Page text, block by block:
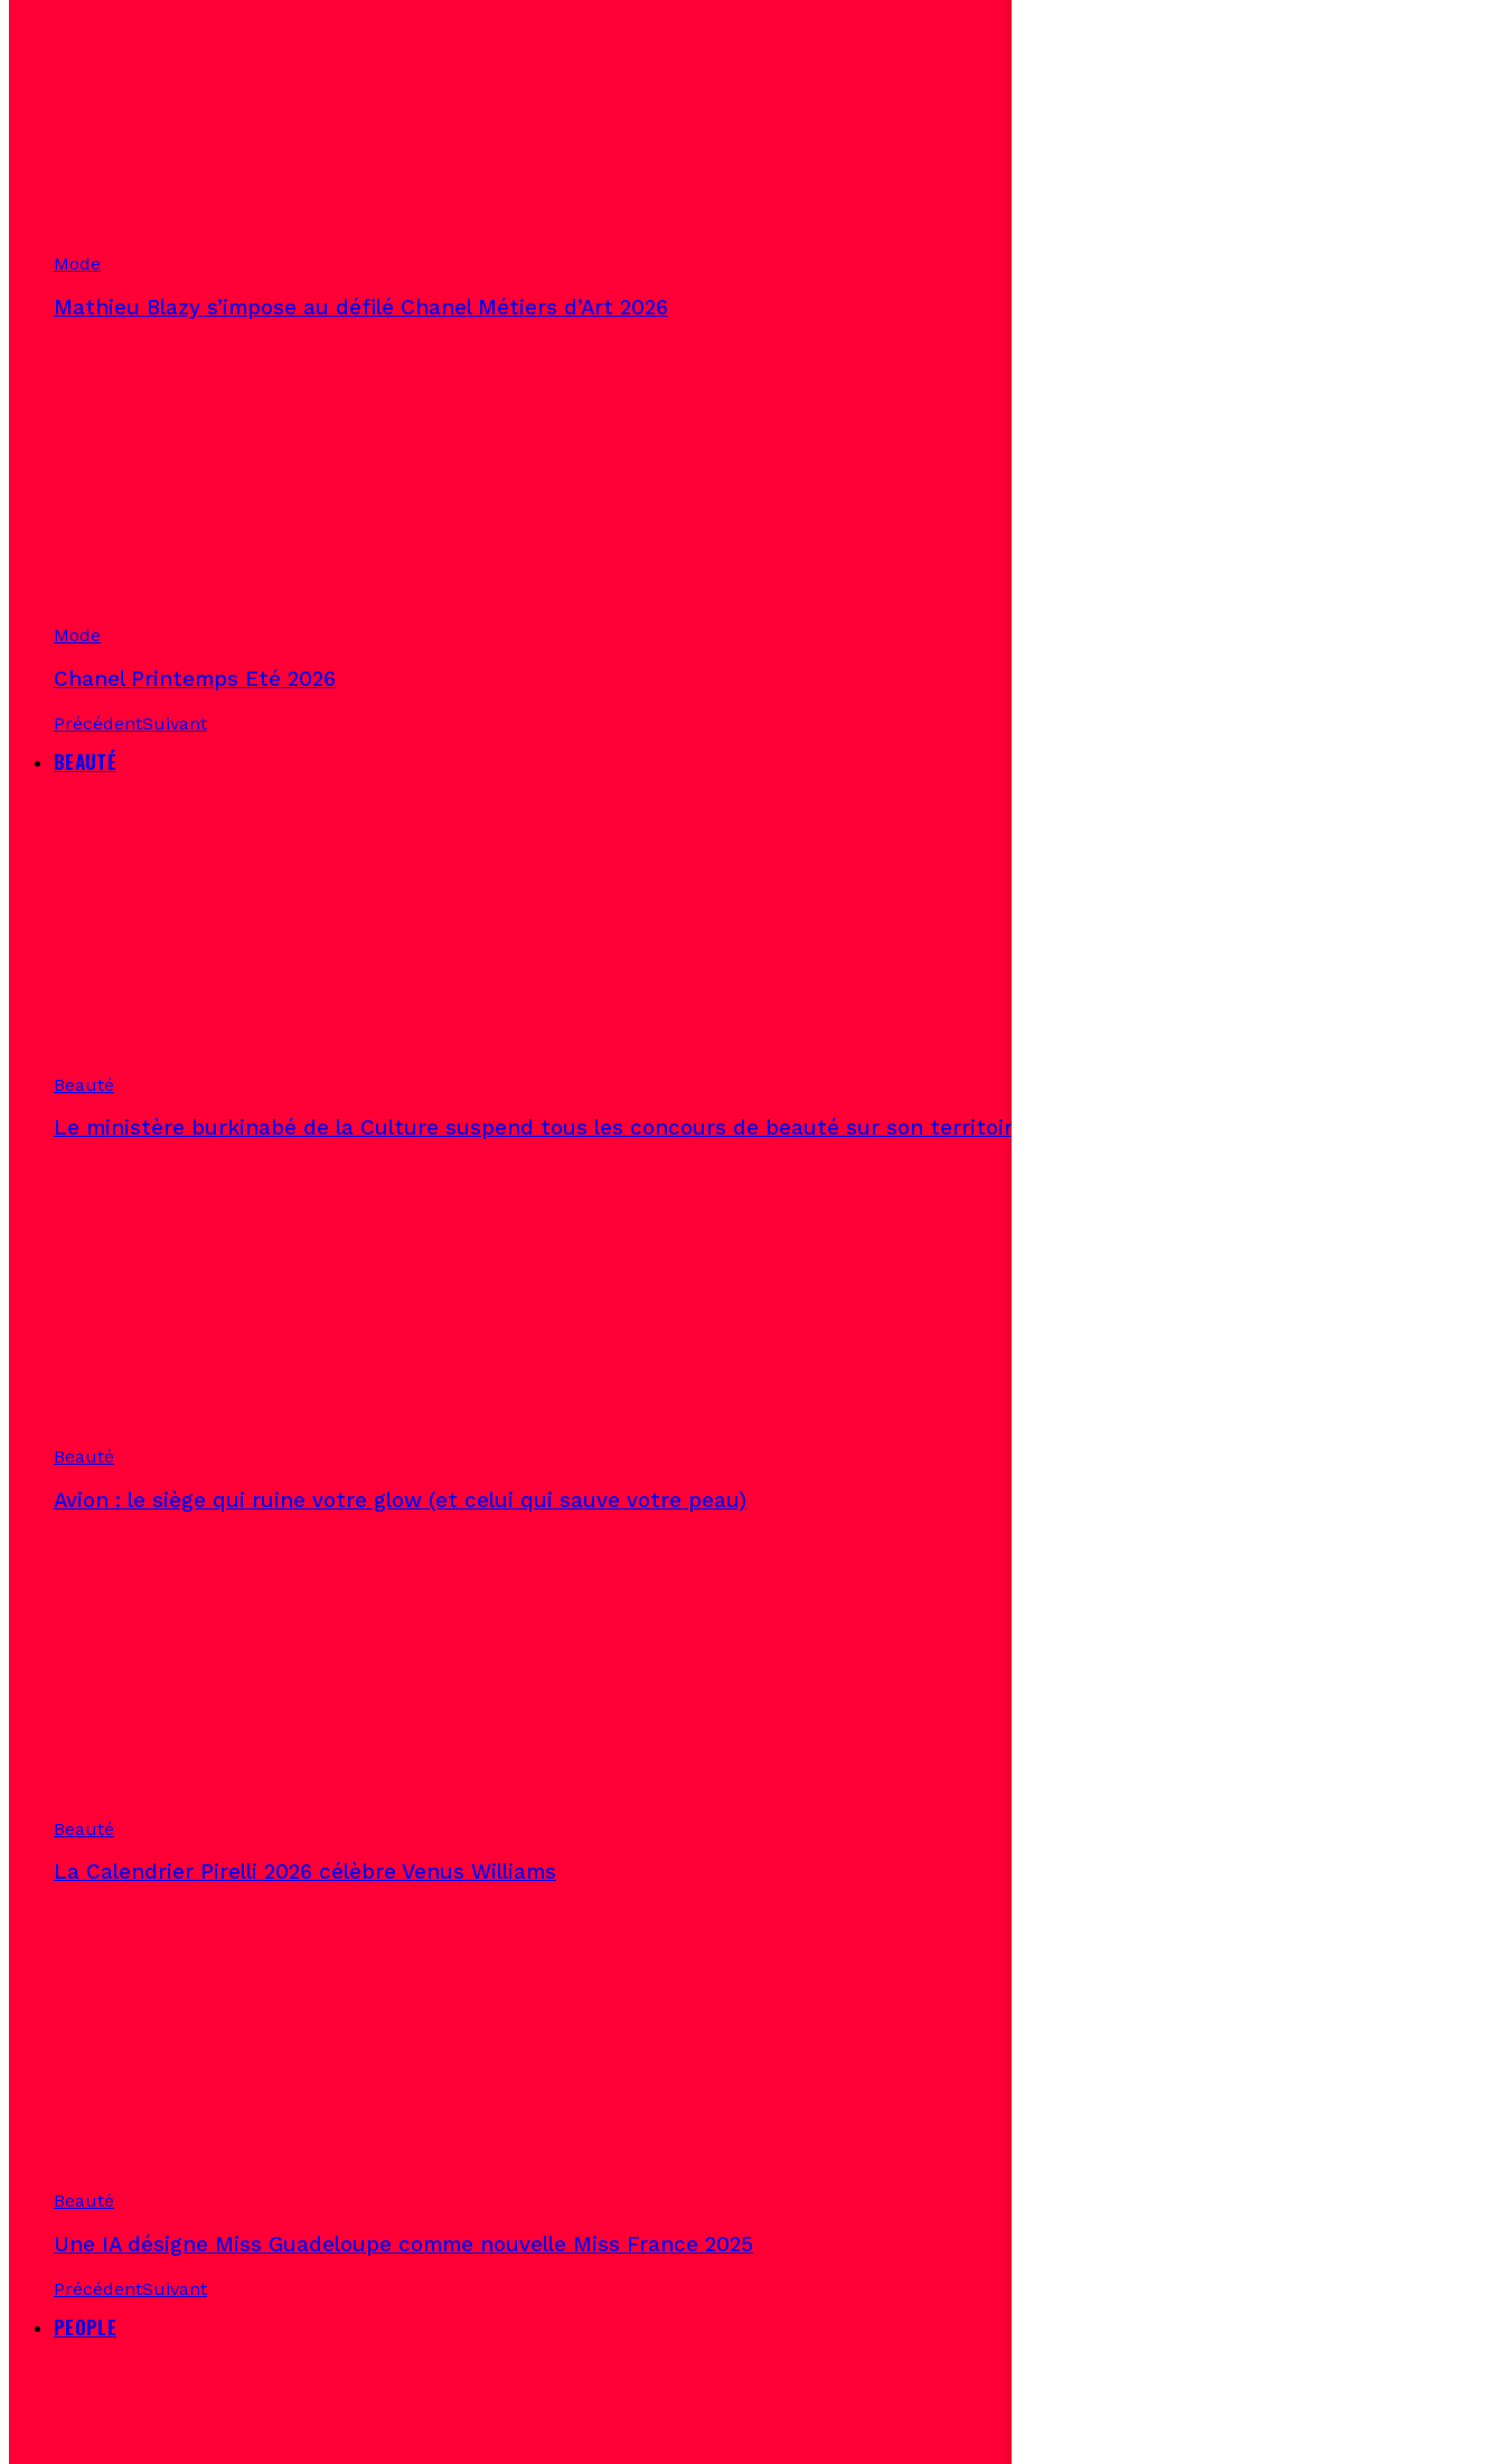
Mode
Mathieu Blazy s’impose au défilé Chanel Métiers d’Art 2026
Mode
Chanel Printemps Eté 2026
PrécédentSuivant
BEAUTÉ
Beauté
Le ministère burkinabé de la Culture suspend tous les concours de beauté sur son territoire
Beauté
Avion : le siège qui ruine votre glow (et celui qui sauve votre peau)
Beauté
La Calendrier Pirelli 2026 célèbre Venus Williams
Beauté
Une IA désigne Miss Guadeloupe comme nouvelle Miss France 2025
PrécédentSuivant
PEOPLE